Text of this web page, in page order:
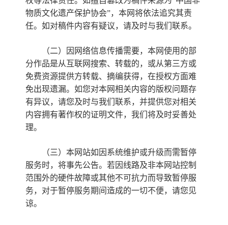
物质文化遗产保护协会”，本网将依法追究其责
任。如对稿件内容有疑议，请及时与我们联系。
（二）因网络信息传播需要，本网使用的部
分作品是从互联网搜索、转载的，或从第三方或
免费资源提供方转载、摘编获得，在授权方面难
免出现遗漏。如您对本网相关内容的版权问题存
有异议，请您及时与我们联系，并提供您对相关
内容拥有著作权的证明文件，我们将及时妥善处
理。
（三）本网站如因系统维护或升级而需暂停
服务时，将事先公告。若因线路及非本网站控制
范围外的硬件故障或其他不可抗力而导致暂停服
务，对于暂停服务期间造成的一切不便，请您见
谅。